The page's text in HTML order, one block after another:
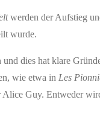
werden der Aufstieg
wurde.
dies hat klare
wie etwa in Les
Guy. Entweder